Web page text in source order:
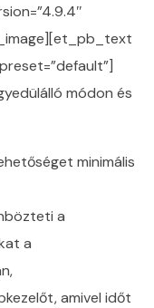
módon és
minimális
a
a
amivel időt